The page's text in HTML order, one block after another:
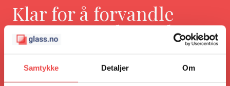
Samtykke Detaljer Om
Klar for å forvandle
rommet med et Velux
takvindu?